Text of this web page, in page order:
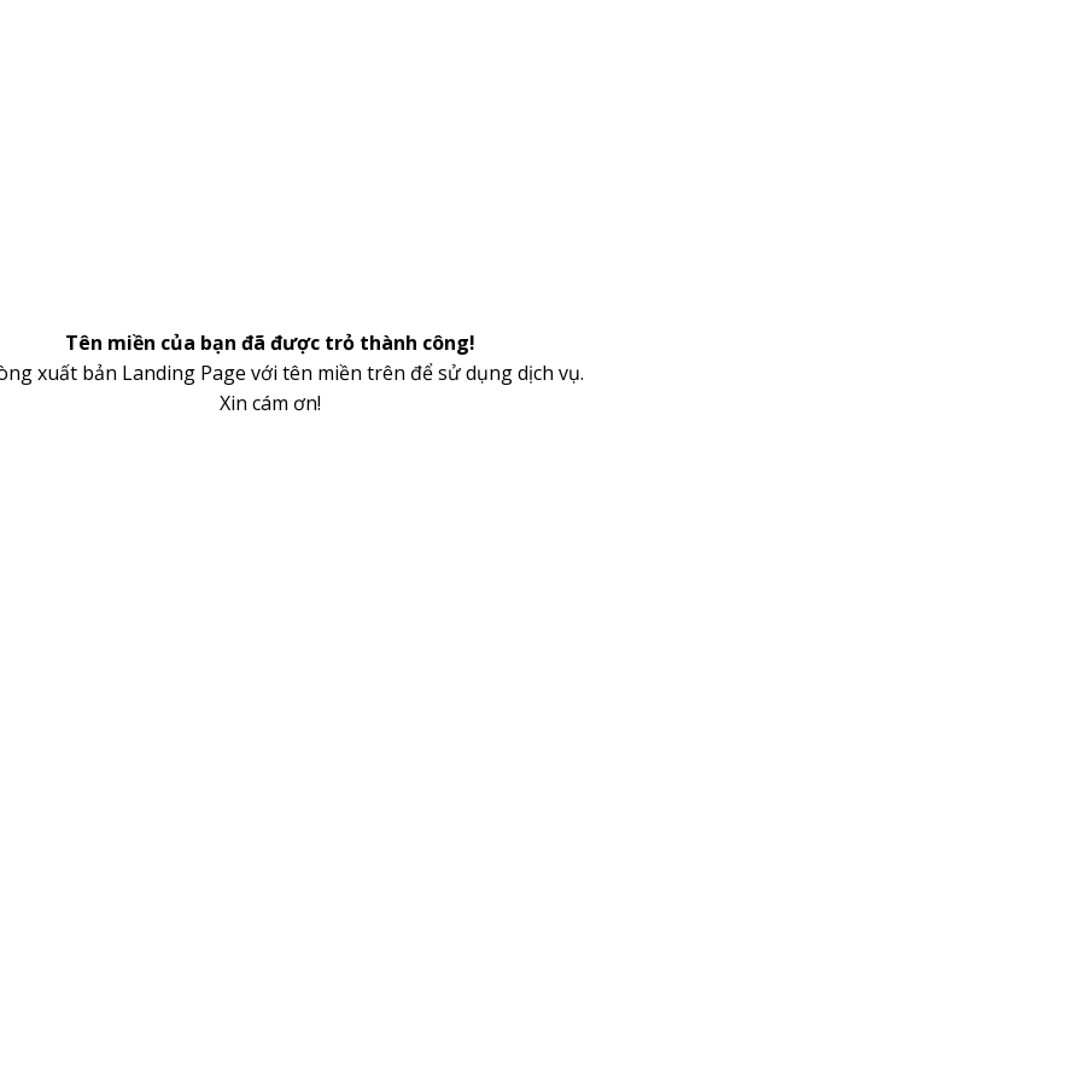
Tên miền của bạn đã được trỏ thành công!
xuất bản Landing Page với tên miền trên để sử dụng dịch vụ.
Xin cám ơn!